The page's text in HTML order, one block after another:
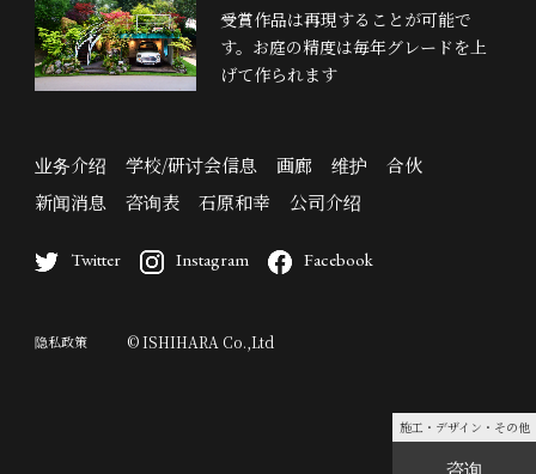
施工・デザイン・その他
咨询
受賞作品は再現することが可能で
す。お庭の精度は毎年グレードを上
げて作られます
业务介绍 学校/研讨会信息 画廊 维护
合伙
新闻消息
咨询表 石原和幸 公司介绍
Twitter Instagram Facebook
隐私政策 © ISHIHARA Co.,Ltd